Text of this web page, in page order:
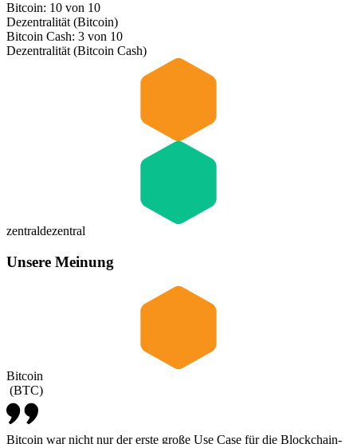
Bitcoin: 10 von 10
Dezentralität (Bitcoin)
Bitcoin Cash: 3 von 10
Dezentralität (Bitcoin Cash)
zentraldezentral
Unsere Meinung
Bitcoin
(BTC)
Bitcoin war nicht nur der erste große Use Case für die Blockchain-